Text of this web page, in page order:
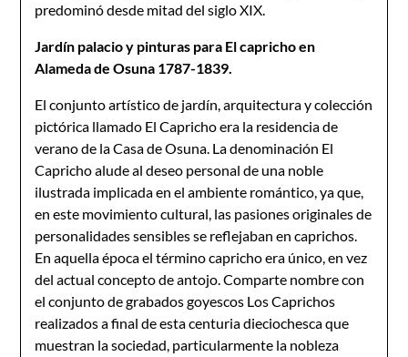
predominó desde mitad del siglo XIX.
Jardín palacio y pinturas para El capricho en
Alameda de Osuna 1787-1839.
El conjunto artístico de jardín, arquitectura y colección
pictórica llamado El Capricho era la residencia de
verano de la Casa de Osuna. La denominación El
Capricho alude al deseo personal de una noble
ilustrada implicada en el ambiente romántico, ya que,
en este movimiento cultural, las pasiones originales de
personalidades sensibles se reflejaban en caprichos.
En aquella época el término capricho era único, en vez
del actual concepto de antojo. Comparte nombre con
el conjunto de grabados goyescos Los Caprichos
realizados a final de esta centuria dieciochesca que
muestran la sociedad, particularmente la nobleza